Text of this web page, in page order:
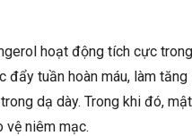
hoạt động tích cực
đẩy tuần hoàn máu, làm
dạ dày. Trong khi đó,
vệ niêm mạc.